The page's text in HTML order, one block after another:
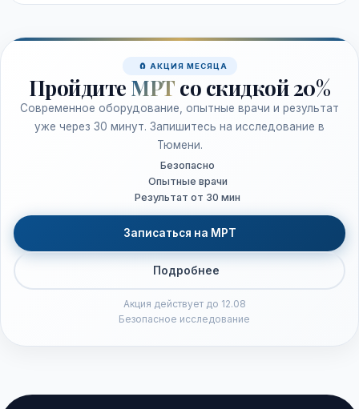
🧲 АКЦИЯ МЕСЯЦА
Пройдите МРТ со скидкой 20%
Современное оборудование, опытные врачи и результат
уже через 30 минут. Запишитесь на исследование в
Тюмени.
Безопасно
Опытные врачи
Результат от 30 мин
Записаться на МРТ
Подробнее
Акция действует до 12.08
Безопасное исследование